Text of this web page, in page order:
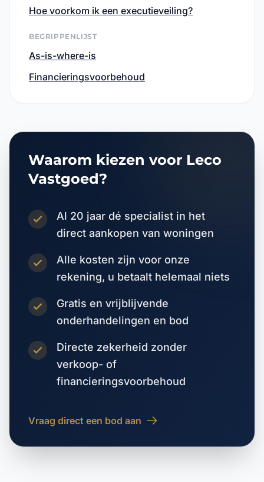
Hoe voorkom ik een executieveiling?
BEGRIPPENLIJST
As-is-where-is
Financieringsvoorbehoud
Waarom kiezen voor Leco
Vastgoed?
Al 20 jaar dé specialist in het
direct aankopen van woningen
Alle kosten zijn voor onze
rekening, u betaalt helemaal niets
Gratis en vrijblijvende
onderhandelingen en bod
Directe zekerheid zonder
verkoop- of
financieringsvoorbehoud
Vraag direct een bod aan